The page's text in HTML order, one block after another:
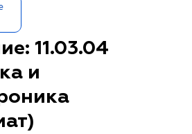
11.03.04
и